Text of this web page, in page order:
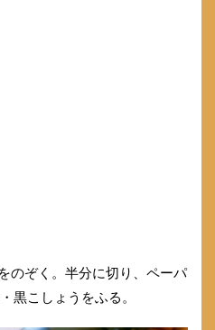
のぞく。半分に切り、ペーパ
黒こしょうをふる。